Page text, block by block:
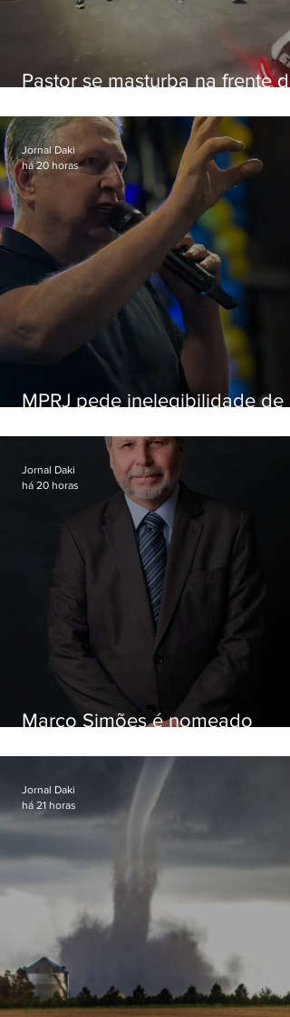
Pastor se masturba na frente de
MPRJ pede inelegibilidade de
Jornal Daki
há 20 horas
Marco Simões é nomeado
Jornal Daki
há 20 horas
Jornal Daki
há 21 horas